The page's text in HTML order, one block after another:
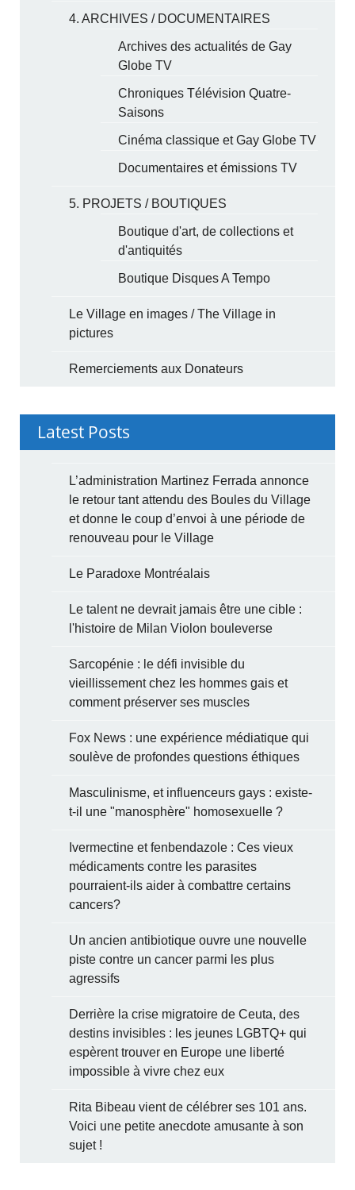
4. ARCHIVES / DOCUMENTAIRES
Archives des actualités de Gay
Globe TV
Chroniques Télévision Quatre-
Saisons
Cinéma classique et Gay Globe TV
Documentaires et émissions TV
5. PROJETS / BOUTIQUES
Boutique d'art, de collections et
d'antiquités
Boutique Disques A Tempo
Le Village en images / The Village in
pictures
Remerciements aux Donateurs
Latest Posts
L’administration Martinez Ferrada annonce
le retour tant attendu des Boules du Village
et donne le coup d’envoi à une période de
renouveau pour le Village
Le Paradoxe Montréalais
Le talent ne devrait jamais être une cible :
l'histoire de Milan Violon bouleverse
Sarcopénie : le défi invisible du
vieillissement chez les hommes gais et
comment préserver ses muscles
Fox News : une expérience médiatique qui
soulève de profondes questions éthiques
Masculinisme, et influenceurs gays : existe-
t-il une "manosphère" homosexuelle ?
Ivermectine et fenbendazole : Ces vieux
médicaments contre les parasites
pourraient-ils aider à combattre certains
cancers?
Un ancien antibiotique ouvre une nouvelle
piste contre un cancer parmi les plus
agressifs
Derrière la crise migratoire de Ceuta, des
destins invisibles : les jeunes LGBTQ+ qui
espèrent trouver en Europe une liberté
impossible à vivre chez eux
Rita Bibeau vient de célébrer ses 101 ans.
Voici une petite anecdote amusante à son
sujet !